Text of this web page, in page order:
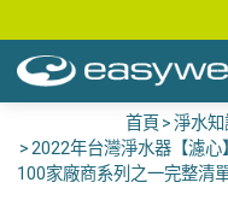
首頁 淨水知
2022年台灣淨水器【濾
100家廠商系列之一完整清